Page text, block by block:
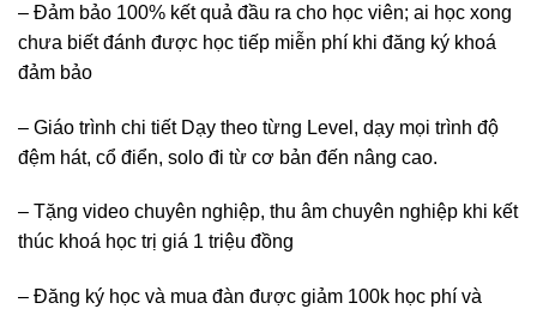
– Đảm bảo 100% kết quả đầu ra cho học viên; ai học xong
chưa biết đánh được học tiếp miễn phí khi đăng ký khoá
đảm bảo
– Giáo trình chi tiết Dạy theo từng Level, dạy mọi trình độ
đệm hát, cổ điển, solo đi từ cơ bản đến nâng cao.
– Tặng video chuyên nghiệp, thu âm chuyên nghiệp khi kết
thúc khoá học trị giá 1 triệu đồng
– Đăng ký học và mua đàn được giảm 100k học phí và